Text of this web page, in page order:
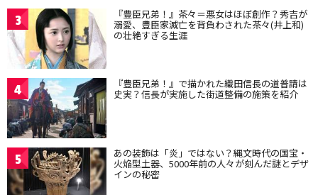
3 『豊臣兄弟！』茶々＝悪女はほぼ創作？秀吉が
溺愛、豊臣家滅亡を背負わされた茶々(井上和)
の壮絶すぎる生涯
4 『豊臣兄弟！』で描かれた織田信長の道普請は
史実？信長が実施した街道整備の施策を紹介
5 あの装飾は「炎」ではない？縄文時代の国宝・
火焔型土器、5000年前の人々が刻んだ謎とデザ
インの秘密